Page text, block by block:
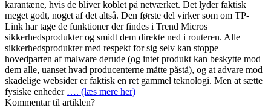
karantæne, hvis de bliver koblet på netværket. Det lyder faktisk
meget godt, noget af det altså. Den første del virker som om TP-
Link har tage de funktioner der findes i Trend Micros
sikkerhedsprodukter og smidt dem direkte ned i routeren. Alle
sikkerhedsprodukter med respekt for sig selv kan stoppe
hovedparten af malware derude (og intet produkt kan beskytte mod
dem alle, uanset hvad producenterne måtte påstå), og at advare mod
skadelige websider er faktisk en ret gammel teknologi. Men at sætte
fysiske enheder …. (læs mere her)
Kommentar til artiklen?